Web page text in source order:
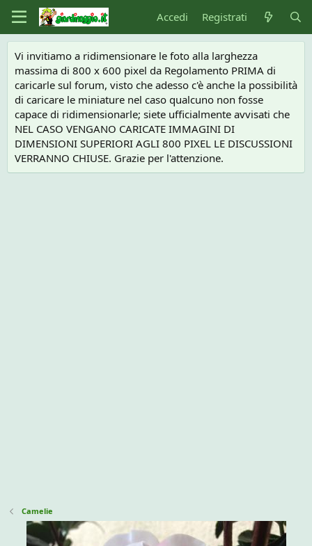
Accedi Registrati
Vi invitiamo a ridimensionare le foto alla larghezza
massima di 800 x 600 pixel da Regolamento PRIMA di
caricarle sul forum, visto che adesso c'è anche la possibilità
di caricare le miniature nel caso qualcuno non fosse
capace di ridimensionarle; siete ufficialmente avvisati che
NEL CASO VENGANO CARICATE IMMAGINI DI
DIMENSIONI SUPERIORI AGLI 800 PIXEL LE DISCUSSIONI
VERRANNO CHIUSE. Grazie per l'attenzione.
Camelie